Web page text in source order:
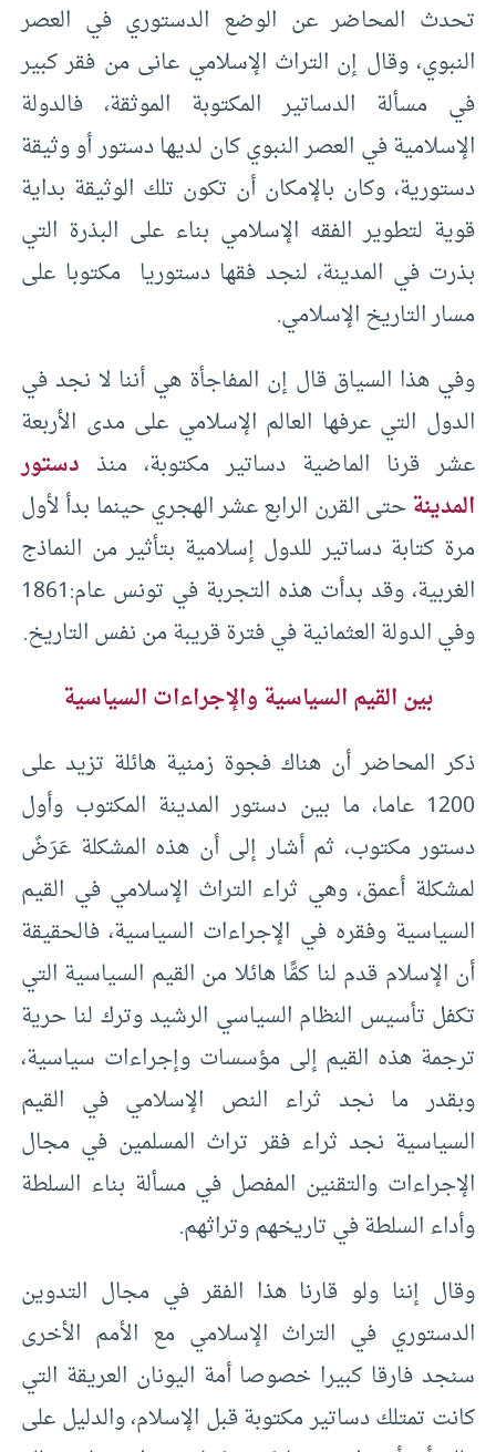
تحدث المحاضر عن الوضع الدستوري في العصر
النبوي، وقال إن التراث الإسلامي عانى من فقر كبير
في مسألة الدساتير المكتوبة الموثقة، فالدولة
الإسلامية في العصر النبوي كان لديها دستور أو وثيقة
دستورية، وكان بالإمكان أن تكون تلك الوثيقة بداية
قوية لتطوير الفقه الإسلامي بناء على البذرة التي
بذرت في المدينة، لنجد فقها دستوريا مكتوبا على
مسار التاريخ الإسلامي.
وفي هذا السياق قال إن المفاجأة هي أننا لا نجد في
الدول التي عرفها العالم الإسلامي على مدى الأربعة
عشر قرنا الماضية دساتير مكتوبة، منذ دستور
المدينةحتى القرن الرابع عشر الهجري حينما بدأ لأول
مرة كتابة دساتير للدول إسلامية بتأثير من النماذج
الغربية، وقد بدأت هذه التجربة في تونس عام:1861
وفي الدولة العثمانية في فترة قريبة من نفس التاريخ.
بين القيم السياسية والإجراءات السياسية
ذكر المحاضر أن هناك فجوة زمنية هائلة تزيد على
1200 عاما، ما بين دستور المدينة المكتوب وأول
دستور مكتوب، ثم أشار إلى أن هذه المشكلة عَرَضٌ
لمشكلة أعمق، وهي ثراء التراث الإسلامي في القيم
السياسية وفقره في الإجراءات السياسية، فالحقيقة
أن الإسلام قدم لنا كمًّا هائلا من القيم السياسية التي
تكفل تأسيس النظام السياسي الرشيد وترك لنا حرية
ترجمة هذه القيم إلى مؤسسات وإجراءات سياسية،
وبقدر ما نجد ثراء النص الإسلامي في القيم
السياسية نجد ثراء فقر تراث المسلمين في مجال
الإجراءات والتقنين المفصل في مسألة بناء السلطة
وأداء السلطة في تاريخهم وتراثهم.
وقال إننا ولو قارنا هذا الفقر في مجال التدوين
الدستوري في التراث الإسلامي مع الأمم الأخرى
سنجد فارقا كبيرا خصوصا أمة اليونان العريقة التي
كانت تمتلك دساتير مكتوبة قبل الإسلام، والدليل على